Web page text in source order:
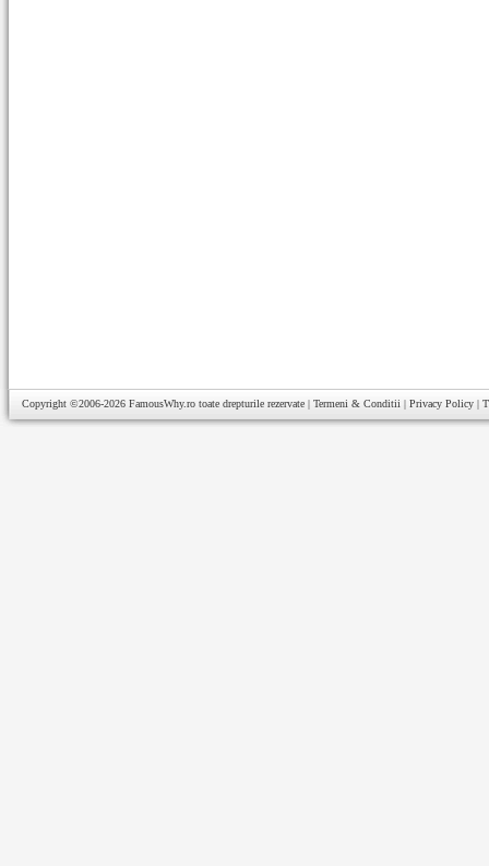
Copyright ©2006-2026 FamousWhy.ro toate drepturile rezervate | Termeni & Conditii | Privacy Policy |